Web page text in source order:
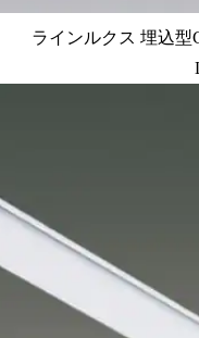
ラインルクス 埋込